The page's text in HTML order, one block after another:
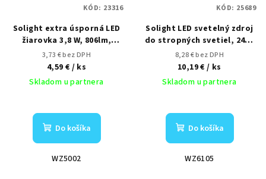
Solight extra úsporná LED
žiarovka 3,8 W, 806lm,
2700K, ekv. 60W
3,73 € bez DPH
4,59 € / ks
Skladom u partnera
Do košíka
WZ5002
KÓD: 23316
Solight LED svetelný zdroj
do stropných svetiel, 24W,
2400lm, 4000K, 167mm
8,28 € bez DPH
10,19 €/ ks
Skladom u partnera
Do košíka
WZ6105
KÓD: 25689